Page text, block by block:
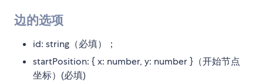
边的选项
id: string（必填）；
startPosition: { x: number, y: number }（开始节点
坐标）(必填)